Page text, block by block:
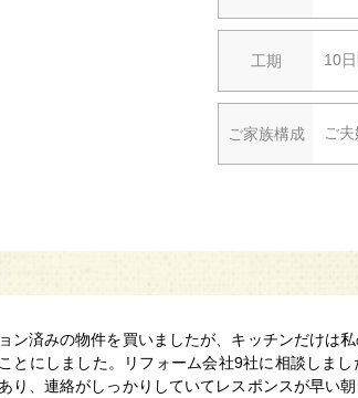
工期 10
ご家族構成 ご
ン済みの物件を買いましたが、キッチンだけは
とにしました。リフォーム会社9社に相談しま
り、連絡がしっかりしていてレスポンスが早い